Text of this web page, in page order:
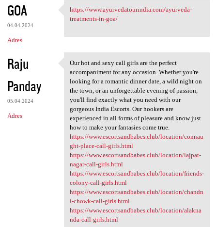
GOA
04.04.2024
Adres
https://www.ayurvedatourindia
https://www.ayurvedatourindia.com/ayurveda-
treatments-in-goa/
Raju
Panday
05.04.2024
Adres
Our hot and sexy call girls
Our hot and sexy call girls are the perfect
accompaniment for any occasion. Whether you're
looking for a romantic dinner date, a wild night on
the town, or an unforgettable evening of passion,
you'll find exactly what you need with our
gorgeous India Escorts. Our hookers are
experienced in all forms of pleasure and know just
how to make your fantasies come true.
https://www.escortsandbabes.club/location/connau
ght-place-call-girls.html
https://www.escortsandbabes.club/location/lajpat-
nagar-call-girls.html
https://www.escortsandbabes.club/location/friends-
colony-call-girls.html
https://www.escortsandbabes.club/location/chandn
i-chowk-call-girls.html
https://www.escortsandbabes.club/location/alakna
nda-call-girls.html